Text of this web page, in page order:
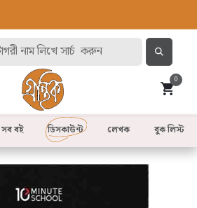
0
সব বই লেখক
ডিসকাউন্ট বুক লিস্ট